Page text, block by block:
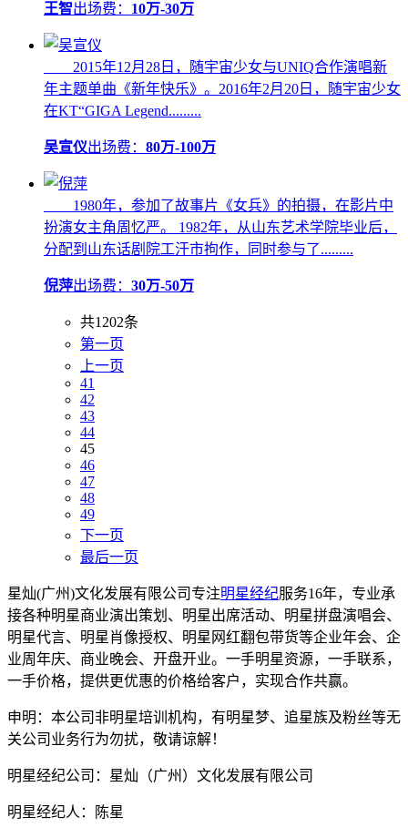
王智出场费： 10万-30万
2015年12月28日，随宇宙少女与UNIQ合作演唱新
年主题单曲《新年快乐》。2016年2月20日，随宇宙少女
在KT“GIGA Legend.........
吴宣仪出场费： 80万-100万
1980年，参加了故事片《女兵》的拍摄，在影片中
扮演女主角周忆严。 1982年，从山东艺术学院毕业后，
分配到山东话剧院工汗市拘作，同时参与了.........
倪萍出场费： 30万-50万
共1202条
第一页
上一页
41
42
43
44
45
46
47
48
49
下一页
最后一页
星灿(广州)文化发展有限公司专注明星经纪服务16年，专业承
接各种明星商业演出策划、明星出席活动、明星拼盘演唱会、
明星代言、明星肖像授权、明星网红翻包带货等企业年会、企
业周年庆、商业晚会、开盘开业。一手明星资源，一手联系，
一手价格，提供更优惠的价格给客户，实现合作共赢。
申明：本公司非明星培训机构，有明星梦、追星族及粉丝等无
关公司业务行为勿扰，敬请谅解！
明星经纪公司：星灿（广州）文化发展有限公司
明星经纪人：陈星